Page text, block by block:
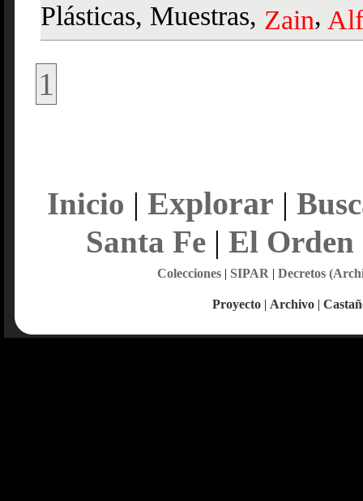
Plásticas, Muestras, Zain,
1
Inicio | Explorar |
Santa Fe| El Orden
Colecciones| SIPAR | Decretos
Proyecto | Archivo |